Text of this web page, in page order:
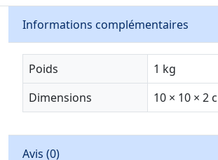
Informations complémentaires
Poids
1 kg
Dimensions
10 × 10 × 2
Avis (0)